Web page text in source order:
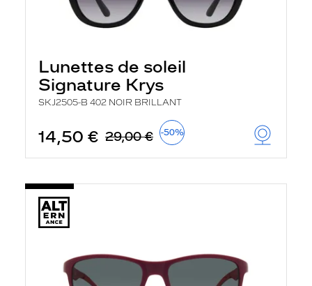
Lunettes de soleil
Signature Krys
SKJ2505-B 402 NOIR BRILLANT
14,50 € 29,00 € -50%